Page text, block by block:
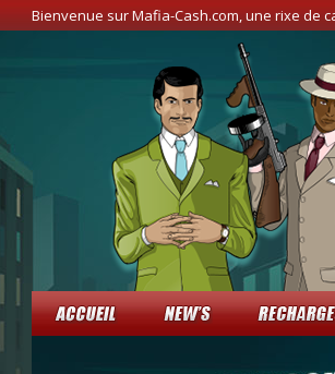
Bienvenue sur Mafia-Cash.com, une rixe de